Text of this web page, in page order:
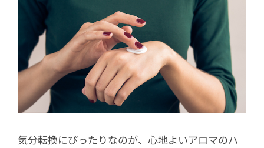
気分転換にぴったりなのが、心地よいアロマのハ